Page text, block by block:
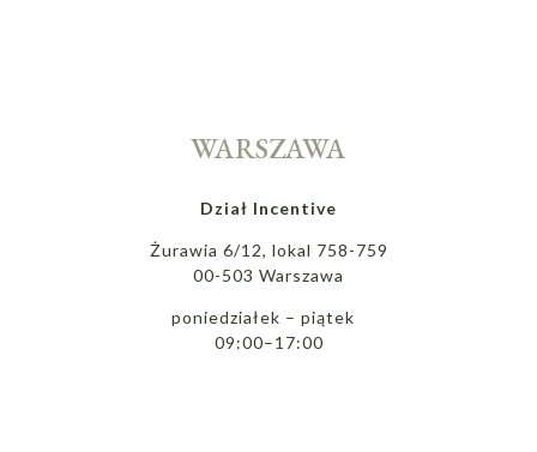
WARSZAWA
Dział Incentive
Żurawia 6/12, lokal 758-759
00-503 Warszawa
poniedziałek – piątek
09:00–17:00